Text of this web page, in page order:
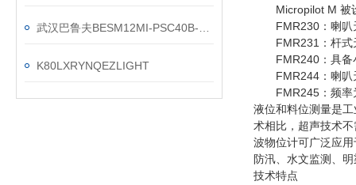
K80LXRYNQEZLIGHT
Micropilot M 被设
FMR230：喇叭天
FMR231：杆式天
FMR240：具备小
FMR244：喇叭天
FMR245：频率
液位和料位测量是
术相比，超声技术
波物位计可广泛应
防汛、水文监测、
技术特点